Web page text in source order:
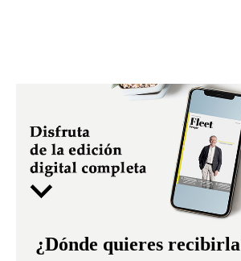
¿Dónde quieres